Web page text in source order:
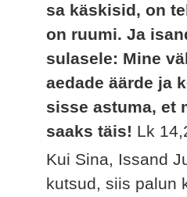
sa käskisid, on
on ruumi. Ja
sulasele: Mine
aedade äärde ja
sisse astuma, et
saaks täis! Lk
Kui Sina, Issand
kutsud, siis palun